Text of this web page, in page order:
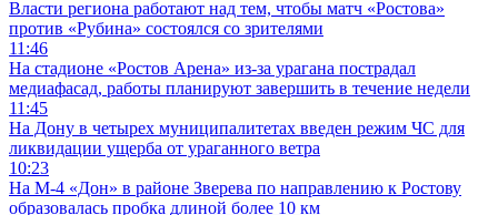
Власти региона работают над тем, чтобы матч «Ростова»
против «Рубина» состоялся со зрителями
11:46
На стадионе «Ростов Арена» из-за урагана пострадал
медиафасад, работы планируют завершить в течение недели
11:45
На Дону в четырех муниципалитетах введен режим ЧС для
ликвидации ущерба от ураганного ветра
10:23
На М-4 «Дон» в районе Зверева по направлению к Ростову
образовалась пробка длиной более 10 км